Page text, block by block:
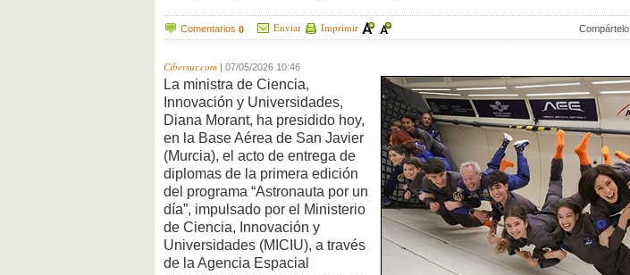
Comentarios 0 Enviar Imprimir Compártelo
Cibersur.com 07/05/2026 10:46
La ministra de Ciencia,
Innovación y Universidades,
Diana Morant, ha presidido hoy,
en la Base Aérea de San Javier
(Murcia), el acto de entrega de
diplomas de la primera edición
del programa “Astronauta por un
día”, impulsado por el Ministerio
de Ciencia, Innovación y
Universidades (MICIU), a través
de la Agencia Espacial